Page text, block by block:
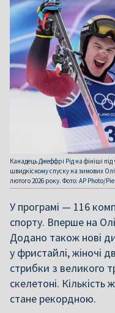
Канадець Джеффрі Рід на фініші
швидкісному спуску на зимових
лютого 2026 року. Фото: AP Photo/
У програмі — 116
спорту. Вперше на
Додано також нові
у фристайлі, жіночі
стрибки з великого
скелетоні.
стане рекордною.